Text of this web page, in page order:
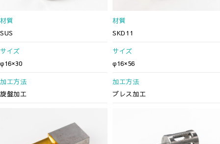
材質
SUS
サイズ
φ16×30
加工方法
旋盤加工
材質
SKD11
サイズ
φ16×56
加工方法
プレス加工